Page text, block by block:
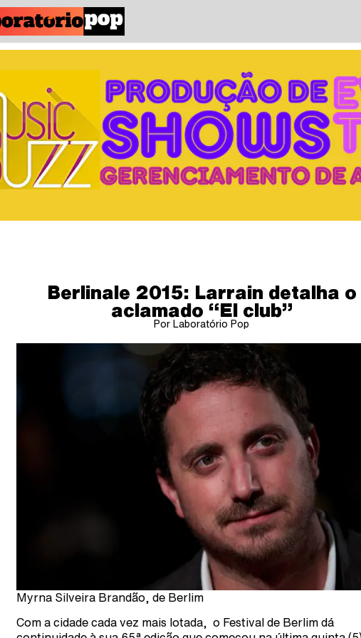
Berlinale 2015: Larrain detalha o
aclamado “El club”
Por Laboratório Pop
Myrna Silveira Brandão, de Berlim
Com a cidade cada vez mais lotada, o Festival de Berlim dá